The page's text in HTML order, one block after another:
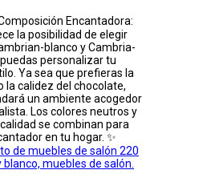
Encantadora:
la posibilidad de elegir
blanco y Cambria-
personalizar tu
Ya sea que prefieras la
la calidez del chocolate,
un ambiente acogedor
Los colores neutros y
se combinan para
en tu hogar. ✨